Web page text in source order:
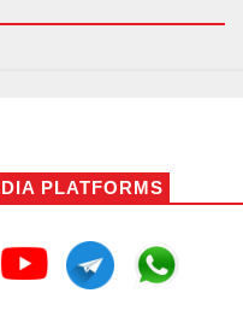
PLATFORMS